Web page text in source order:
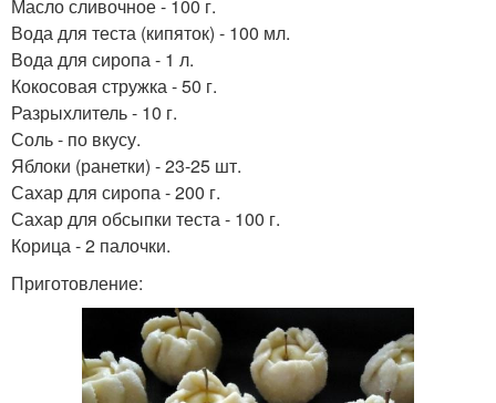
Масло сливочное - 100 г.
Вода для теста (кипяток) - 100 мл.
Вода для сиропа - 1 л.
Кокосовая стружка - 50 г.
Разрыхлитель - 10 г.
Соль - по вкусу.
Яблоки (ранетки) - 23-25 шт.
Сахар для сиропа - 200 г.
Сахар для обсыпки теста - 100 г.
Корица - 2 палочки.
Приготовление: